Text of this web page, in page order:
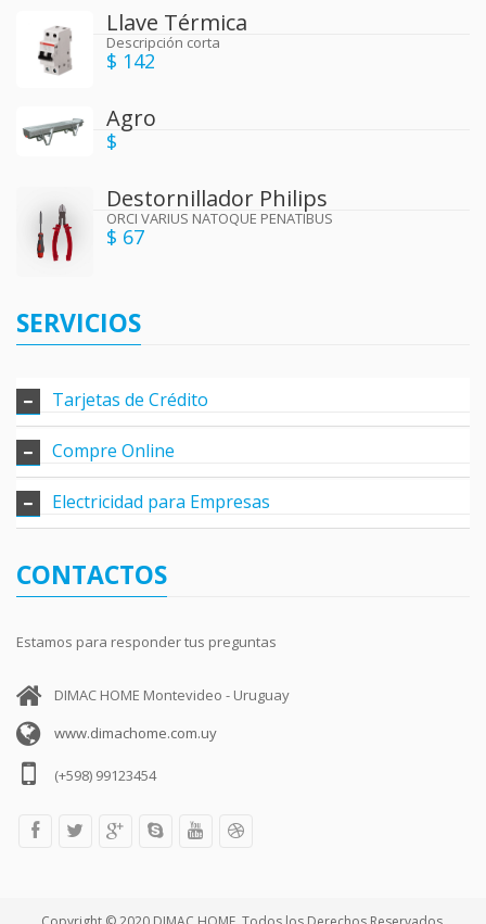
Llave Térmica
Descripción corta
$ 142
Agro
$
Destornillador Philips
ORCI VARIUS NATOQUE PENATIBUS
$ 67
SERVICIOS
Tarjetas de Crédito
Compre Online
Electricidad para Empresas
CONTACTOS
Estamos para responder tus preguntas
DIMAC HOME Montevideo - Uruguay
www.dimachome.com.uy
(+598) 99123454